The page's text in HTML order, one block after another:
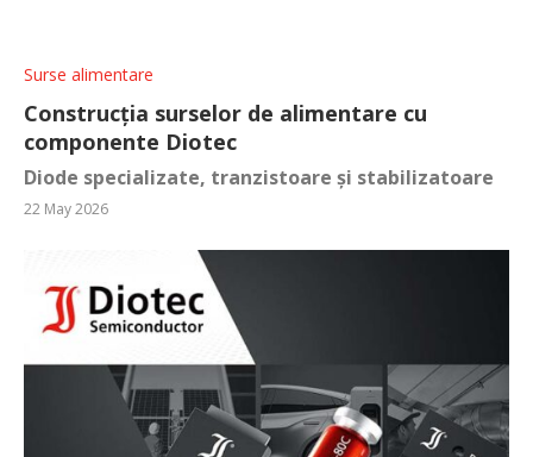
Surse alimentare
Construcția surselor de alimentare cu
componente Diotec
Diode specializate, tranzistoare și stabilizatoare
22 May 2026